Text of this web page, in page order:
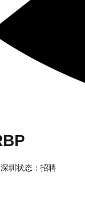
深圳 状态： 招聘